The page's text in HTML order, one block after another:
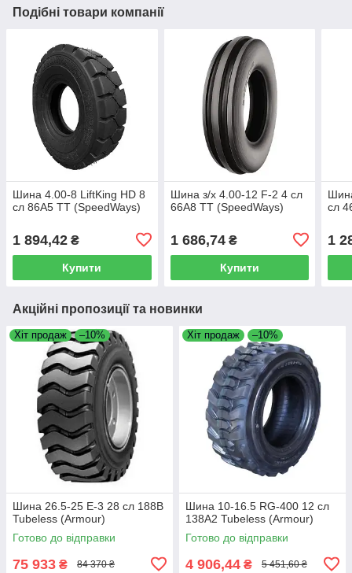
Подібні товари компанії
Шина 4.00-8 LiftKing HD 8
сл 86A5 TT (SpeedWays)
1 894,42 ₴
Купити
Шина з/х 4.00-12 F-2 4 сл
66A8 TT (SpeedWays)
1 686,74₴
Купити
сл
1
Акційні пропозиції та новинки
Хіт продаж –10%
Шина 26.5-25 E-3 28 сл 188B
Tubeless (Armour)
Готово до відправки
75 933 ₴ 84 370 ₴
Хіт продаж –10%
Шина 10-16.5 RG-400 12 сл
138A2 Tubeless (Armour)
Готово до відправки
4 906,44 ₴ 5 451,60 ₴